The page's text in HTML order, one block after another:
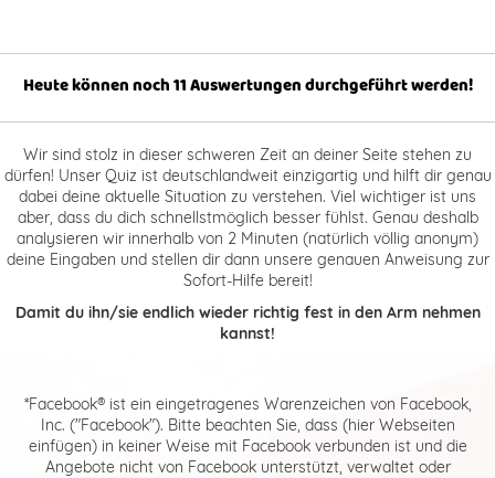
Heute können noch 11 Auswertungen durchgeführt werden!
Wir sind stolz in dieser schweren Zeit an deiner Seite stehen zu
dürfen! Unser Quiz ist deutschlandweit einzigartig und hilft dir genau
dabei deine aktuelle Situation zu verstehen. Viel wichtiger ist uns
aber, dass du dich schnellstmöglich besser fühlst. Genau deshalb
analysieren wir innerhalb von 2 Minuten (natürlich völlig anonym)
deine Eingaben und stellen dir dann unsere genauen Anweisung zur
Sofort-Hilfe bereit!
Damit du ihn/sie endlich wieder richtig fest in den Arm nehmen
kannst!
*Facebook® ist ein eingetragenes Warenzeichen von Facebook,
Inc. ("Facebook"). Bitte beachten Sie, dass (hier Webseiten
einfügen) in keiner Weise mit Facebook verbunden ist und die
Angebote nicht von Facebook unterstützt, verwaltet oder